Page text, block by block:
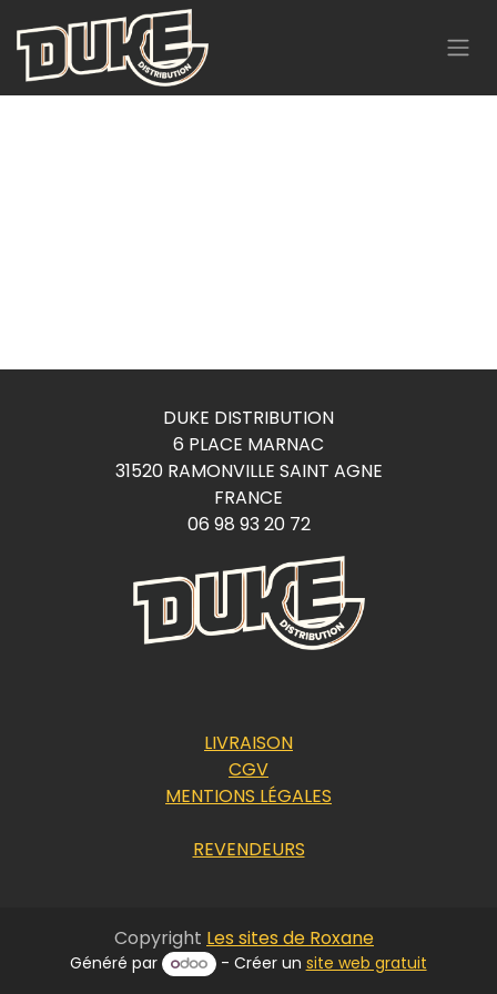
Se rendre au contenu
DUKE DISTRIBUTION
6 PLACE MARNAC
31520 RAMONVILLE SAINT AGNE
FRANCE
06 98 93 20 72
LIVRAISON
CGV
MENTIONS LÉGALES
REVENDEURS
Copyright Les sites de Roxane
Généré par - Créer un site web gratuit